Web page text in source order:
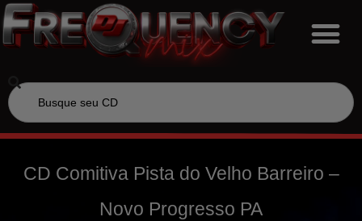
CD Comitiva Pista do Velho Barreiro –
Novo Progresso PA